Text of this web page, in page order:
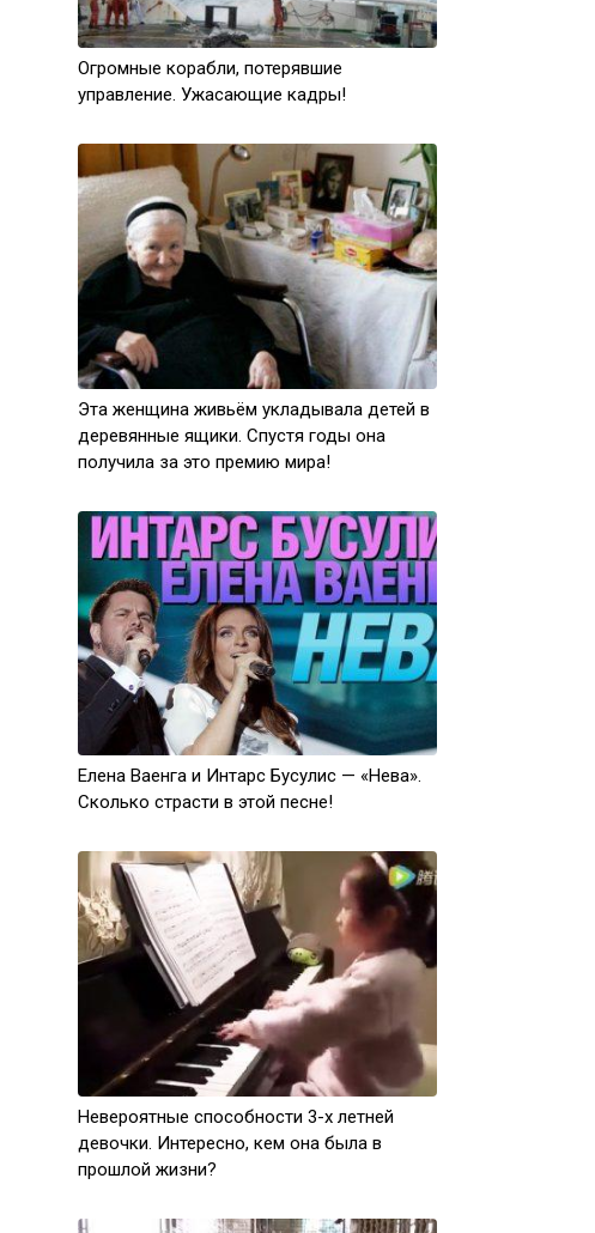
Огромные корабли, потерявшие
управление. Ужасающие кадры!
Эта женщина живьём укладывала детей в
деревянные ящики. Спустя годы она
получила за это премию мира!
Елена Ваенга и Интарс Бусулис — «Нева».
Сколько страсти в этой песне!
Невероятные способности 3-х летней
девочки. Интересно, кем она была в
прошлой жизни?